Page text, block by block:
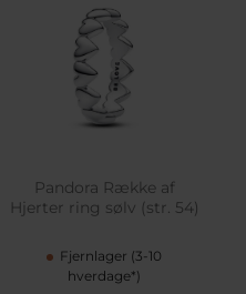
Pandora Række af
Hjerter ring sølv (str. 54)
Fjernlager (3-10
hverdage*)